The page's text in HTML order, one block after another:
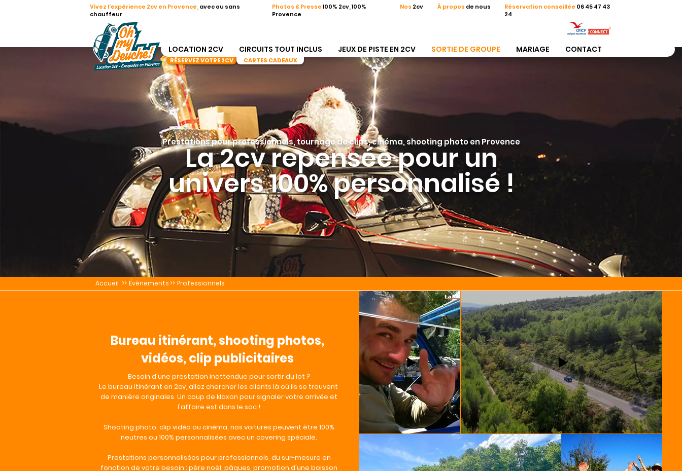
RÉSERVEZ VOTRE 2CV
Vivez l'expérience 2cv en Provence, avec ou sans
chauffeur
Photos & Presse100% 2cv, 100%
Provence
Réservation conseillée 06 45 47 43
24
CARTES CADEAUX
Nos 2cv À propos de nous
LOCATION 2CV CIRCUITS TOUT INCLUS JEUX DE PISTE EN 2CV SORTIE DE GROUPE MARIAGE CONTACT
Prestations pour professionnels, tournage de clips, cinéma, shooting photo en Provence
La 2cv repensée pour un
univers 100% personnalisé !
Évènements>> Professionnels
Bureau itinérant, shooting photos,
vidéos, clip publicitaires
Besoin d'une prestation inattendue pour sortir du lot ?
Le bureau itinérant en 2cv, allez chercher les clients là où ils se trouvent
de manière originales. Un coup de klaxon pour signaler votre arrivée et
l'affaire est dans le sac !
Shooting photo, clip vidéo ou cinéma, nos voitures peuvent être 100%
neutres ou 100% personnalisées avec un covering spéciale.
Prestations personnalisées pour professionnels, du sur-mesure en
fonction de votre besoin : père noël, pâques, promotion d'une boisson
Accueil >>